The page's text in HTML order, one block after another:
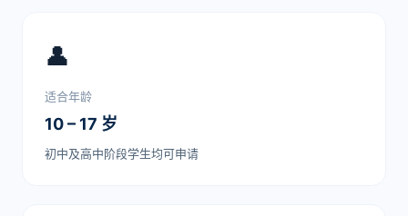
👤
适合年龄
10 – 17 岁
初中及高中阶段学生均可申请